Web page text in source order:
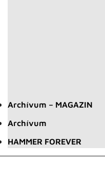
Archívum – MAGAZIN
Archívum
HAMMER FOREVER